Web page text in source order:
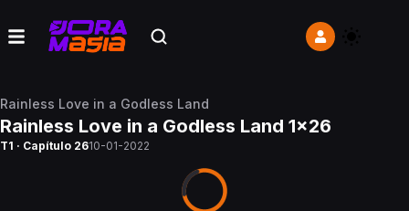
Rainless Love in a Godless Land
Rainless Love in a Godless Land 1x26
T1 · Capítulo 2610-01-2022